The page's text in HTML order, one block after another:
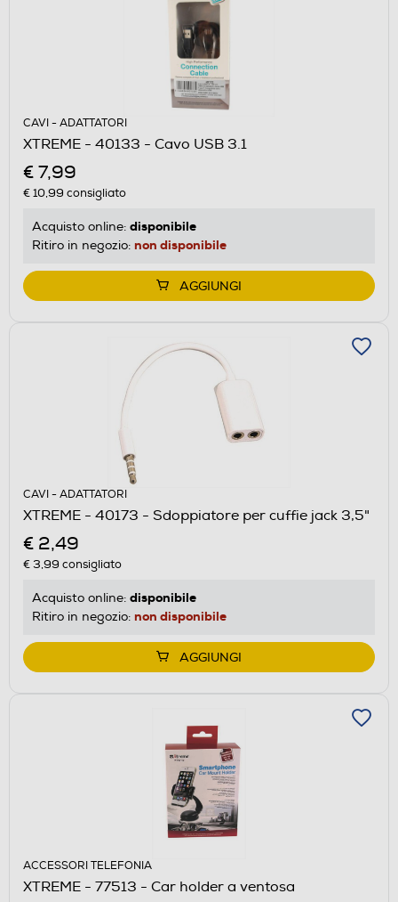
CAVI - ADATTATORI
XTREME - 40133 - Cavo USB 3.1
€ 7,99
€ 10,99 consigliato
Acquisto online: disponibile
Ritiro in negozio: non disponibile
AGGIUNGI
CAVI - ADATTATORI
XTREME - 40173 - Sdoppiatore per cuffie jack 3,5"
€ 2,49
€ 3,99 consigliato
Acquisto online: disponibile
Ritiro in negozio: non disponibile
AGGIUNGI
ACCESSORI TELEFONIA
XTREME - 77513 - Car holder a ventosa